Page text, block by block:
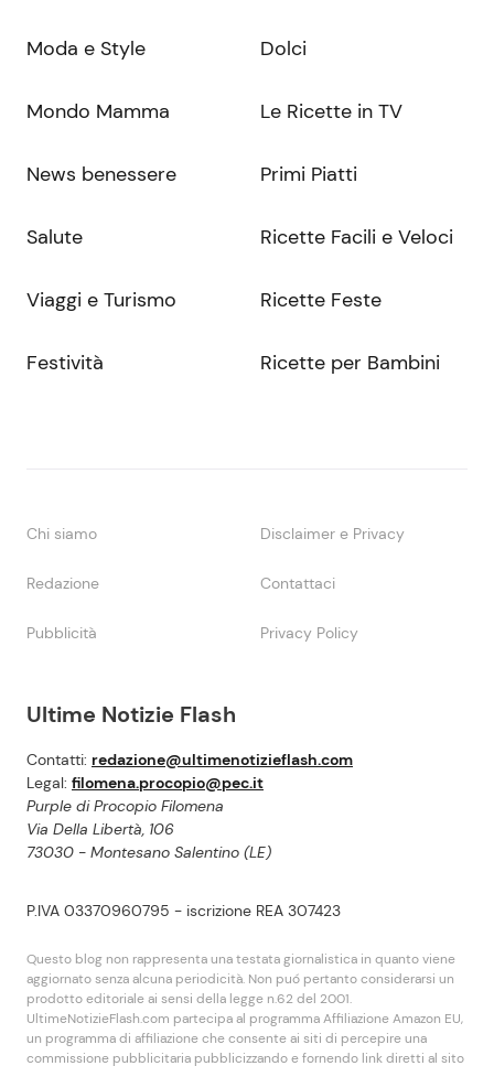
Ultime Notizie Flash
Contatti: redazione@ultimenotizieflash.com
Legal: filomena.procopio@pec.it
Purple di Procopio Filomena
Via Della Libertà, 106
73030 - Montesano Salentino (LE)
P.IVA 03370960795 - iscrizione REA 307423
Questo blog non rappresenta una testata giornalistica in quanto viene
aggiornato senza alcuna periodicità. Non puó pertanto considerarsi un
prodotto editoriale ai sensi della legge n.62 del 2001.
UltimeNotizieFlash.com partecipa al programma Affiliazione Amazon EU,
un programma di affiliazione che consente ai siti di percepire una
commissione pubblicitaria pubblicizzando e fornendo link diretti al sito
Moda e Style
Mondo Mamma
News benessere
Salute
Viaggi e Turismo
Festività
Dolci
Le Ricette in TV
Primi Piatti
Ricette Facili e Veloci
Ricette Feste
Ricette per Bambini
Chi siamo Disclaimer e Privacy
Redazione Contattaci
Pubblicità Privacy Policy